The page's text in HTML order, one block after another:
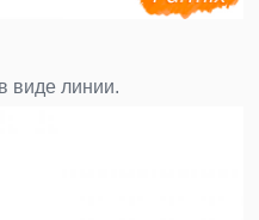
виде линии.